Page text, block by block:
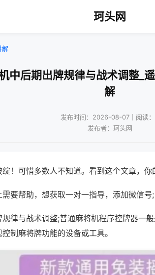
珂头网
解
中后期出牌规律与战术调整_
解
发布时间：2026-08-07｜阅读
发布者：珂头网
！可惜多数人不知道。看到这个文章，你
要帮助，想获取一对一指导，添加微信号
律与战术调整;普通麻将机程序控牌器一
制麻将牌功能的设备或工具。